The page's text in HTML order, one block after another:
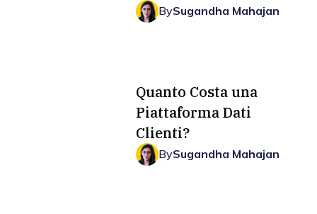
BySugandha Mahajan
Quanto Costa una
Piattaforma Dati
Clienti?
BySugandha Mahajan